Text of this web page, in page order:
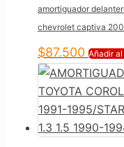
amortiguador
chevrolet captiva
$87.500 Añadir